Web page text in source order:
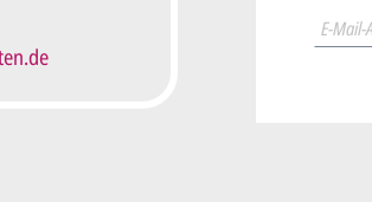
Unverbindliche Anfrage abschicken